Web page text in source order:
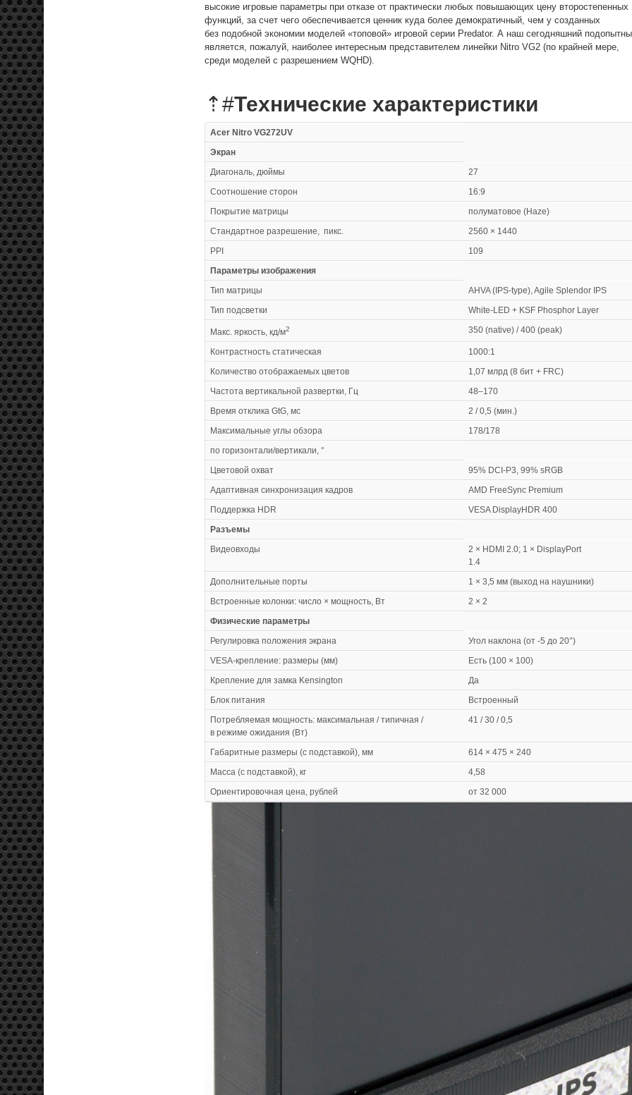
высокие игровые параметры при отказе от практически любых повышающих цену второстепенных
функций, за счет чего обеспечивается ценник куда более демократичный, чем у созданных
без подобной экономии моделей «топовой» игровой серии Predator. А наш сегодняшний
является, пожалуй, наиболее интересным представителем линейки Nitro VG2 (по крайней мере,
среди моделей с разрешением WQHD).
⇡#Технические характеристики
Acer Nitro VG272UV
Экран
Диагональ, дюймы
27
Соотношение сторон
16:9
Покрытие матрицы
полуматовое (Haze)
Стандартное разрешение, пикс.
2560 × 1440
PPI
109
Параметры изображения
Тип матрицы
AHVA (IPS-type), Agile Splendor IPS
Тип подсветки
White-LED + KSF Phosphor Layer
Макс. яркость, кд/м2 350 (native) / 400 (peak)
Контрастность статическая
1000:1
Количество отображаемых цветов
1,07 млрд (8 бит + FRC)
Частота вертикальной развертки, Гц
48–170
Время отклика GtG, мс
2 / 0,5 (мин.)
Максимальные углы обзора
178/178
по горизонтали/вертикали, °
Цветовой охват
95% DCI-P3, 99% sRGB
Адаптивная синхронизация кадров
AMD FreeSync Premium
Поддержка HDR
VESA DisplayHDR 400
Разъемы
Видеовходы
2 × HDMI 2.0; 1 × DisplayPort
1.4
Дополнительные порты
1 × 3,5 мм (выход на наушники)
Встроенные колонки: число × мощность, Вт
2 × 2
Физические параметры
Регулировка положения экрана
Угол наклона (от -5 до 20°)
VESA-крепление: размеры (мм)
Есть (100 × 100)
Крепление для замка Kensington
Да
Блок питания
Встроенный
Потребляемая мощность: максимальная / типичная /
в режиме ожидания (Вт)
41 / 30 / 0,5
Габаритные размеры (с подставкой), мм
614 × 475 × 240
Масса (с подставкой), кг
4,58
Ориентировочная цена, рублей
от 32 000